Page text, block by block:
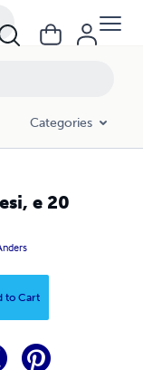
Categories
e 20
to Cart